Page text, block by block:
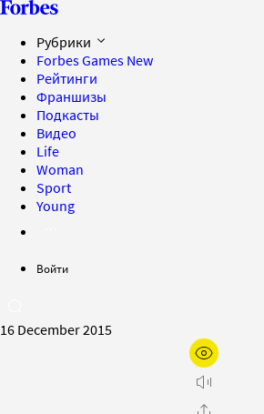
Рубрики
Forbes Games New
Рейтинги
Франшизы
Подкасты
Видео
Life
Woman
Sport
Young
Войти
16 December 2015